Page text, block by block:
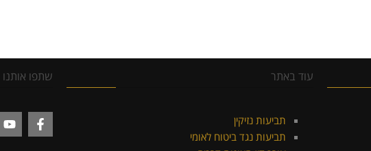
עוד באתר
תביעות נזיקין
תביעות נגד ביטוח לאומי
שתפו אותנו